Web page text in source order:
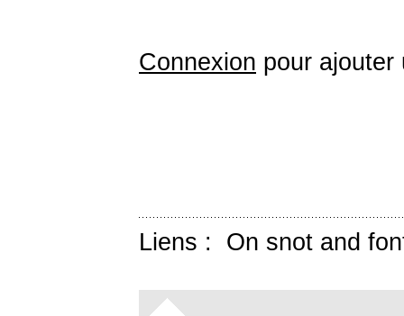
Connexion pour ajouter
Liens : On snot and